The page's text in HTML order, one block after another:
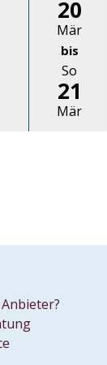
20
Mär
bis
So
21
Mär